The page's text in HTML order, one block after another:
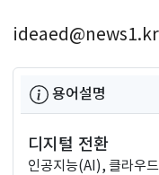
ideaed@news1.kr
용어설명
디지털 전환
인공지능(AI), 클라우